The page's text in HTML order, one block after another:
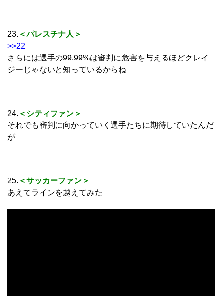
23. ＜パレスチナ人＞
>>22
さらには選手の99.99%は審判に危害を与えるほどクレイ
ジーじゃないと知っているからね
24. ＜シティファン＞
それでも審判に向かっていく選手たちに期待していたんだ
が
25. ＜サッカーファン＞
あえてラインを越えてみた